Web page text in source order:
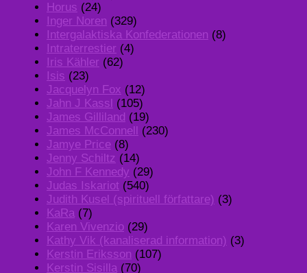
Horus (24)
Inger Noren (329)
Intergalaktiska Konfederationen (8)
Intraterrestier (4)
Iris Kähler (62)
Isis (23)
Jacquelyn Fox (12)
Jahn J Kassl (105)
James Gilliland (19)
James McConnell (230)
Jamye Price (8)
Jenny Schiltz (14)
John F Kennedy (29)
Judas Iskariot (540)
Judith Kusel (spirituell författare) (3)
KaRa (7)
Karen Vivenzio (29)
Kathy Vik (kanaliserad information) (3)
Kerstin Eriksson (107)
Kerstin Sisilla (70)